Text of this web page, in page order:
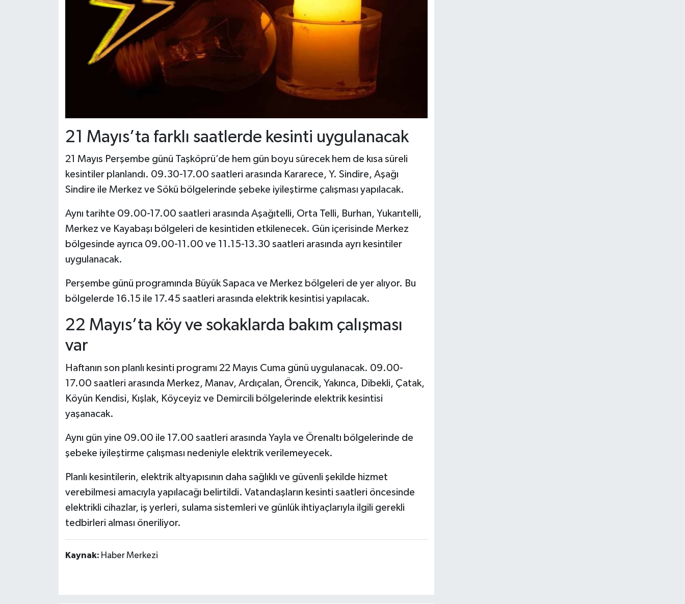
21 Mayıs’ta farklı saatlerde kesinti uygulanacak
21 Mayıs Perşembe günü Taşköprü’de hem gün boyu sürecek hem de kısa süreli
kesintiler planlandı. 09.30-17.00 saatleri arasında Kararece, Y. Sindire, Aşağı
Sindire ile Merkez ve Sökü bölgelerinde şebeke iyileştirme çalışması yapılacak.
Aynı tarihte 09.00-17.00 saatleri arasında Aşağıtelli, Orta Telli, Burhan, Yukarıtelli,
Merkez ve Kayabaşı bölgeleri de kesintiden etkilenecek. Gün içerisinde Merkez
bölgesinde ayrıca 09.00-11.00 ve 11.15-13.30 saatleri arasında ayrı kesintiler
uygulanacak.
Perşembe günü programında Büyük Sapaca ve Merkez bölgeleri de yer alıyor. Bu
bölgelerde 16.15 ile 17.45 saatleri arasında elektrik kesintisi yapılacak.
22 Mayıs’ta köy ve sokaklarda bakım çalışması
var
Haftanın son planlı kesinti programı 22 Mayıs Cuma günü uygulanacak. 09.00-
17.00 saatleri arasında Merkez, Manav, Ardıçalan, Örencik, Yakınca, Dibekli, Çatak,
Köyün Kendisi, Kışlak, Köyceyiz ve Demircili bölgelerinde elektrik kesintisi
yaşanacak.
Aynı gün yine 09.00 ile 17.00 saatleri arasında Yayla ve Örenaltı bölgelerinde de
şebeke iyileştirme çalışması nedeniyle elektrik verilemeyecek.
Planlı kesintilerin, elektrik altyapısının daha sağlıklı ve güvenli şekilde hizmet
verebilmesi amacıyla yapılacağı belirtildi. Vatandaşların kesinti saatleri öncesinde
elektrikli cihazlar, iş yerleri, sulama sistemleri ve günlük ihtiyaçlarıyla ilgili gerekli
tedbirleri alması öneriliyor.
Kaynak: Haber Merkezi